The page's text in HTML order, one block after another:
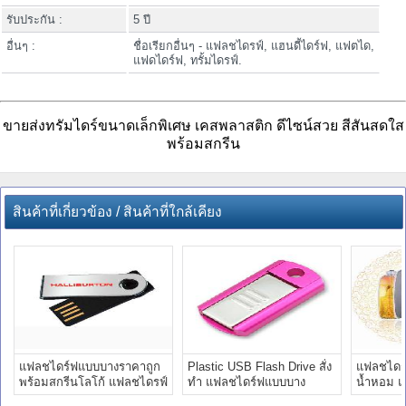
รับประกัน :
5 ปี
อื่นๆ :
ชื่อเรียกอื่นๆ - แฟลชไดรฟ์, แฮนดี้ไดร์ฟ, แฟตได,
แฟดไดร์ฟ, ทรั้มไดรฟ์.
ขายส่งทรัมไดร์ขนาดเล็กพิเศษ เคสพลาสติก ดีไซน์สวย สีสันสดใส
พร้อมสกรีน
สินค้าที่เกี่ยวข้อง / สินค้าที่ใกล้เคียง
แฟลชไดร์ฟแบบบางราคาถูก
พร้อมสกรีนโลโก้ แฟลชไดรฟ์
แบบบางราคาถูก
Plastic USB Flash Drive สั่ง
ทำ แฟลชไดร์ฟแบบบาง
ขนาดกะทัดรัด ราคาถูก
แฟลชได
น้ำหอม
แบบใหม่